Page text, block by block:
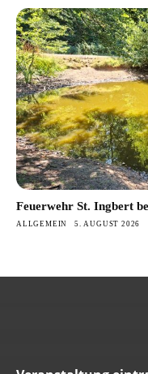
Feuerwehr St. Ingbert
ALLGEMEIN 5. AUGUST 2026